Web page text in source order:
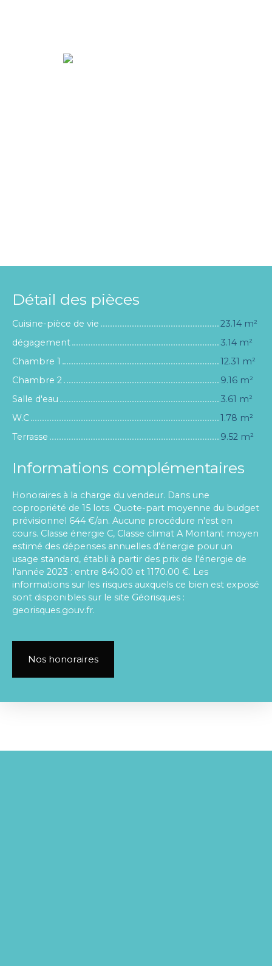
Détail des pièces
Cuisine-pièce de vie
23.14 m²
dégagement
3.14 m²
Chambre 1
12.31 m²
Chambre 2
9.16 m²
Salle d'eau
3.61 m²
W.C
1.78 m²
Terrasse
9.52 m²
Informations complémentaires
Honoraires à la charge du vendeur. Dans une
copropriété de 15 lots. Quote-part moyenne du budget
prévisionnel 644 €/an. Aucune procédure n'est en
cours. Classe énergie C, Classe climat A Montant moyen
estimé des dépenses annuelles d'énergie pour un
usage standard, établi à partir des prix de l'énergie de
l'année 2023 : entre 840.00 et 1170.00 €. Les
informations sur les risques auxquels ce bien est exposé
sont disponibles sur le site Géorisques :
georisques.gouv.fr.
Nos honoraires